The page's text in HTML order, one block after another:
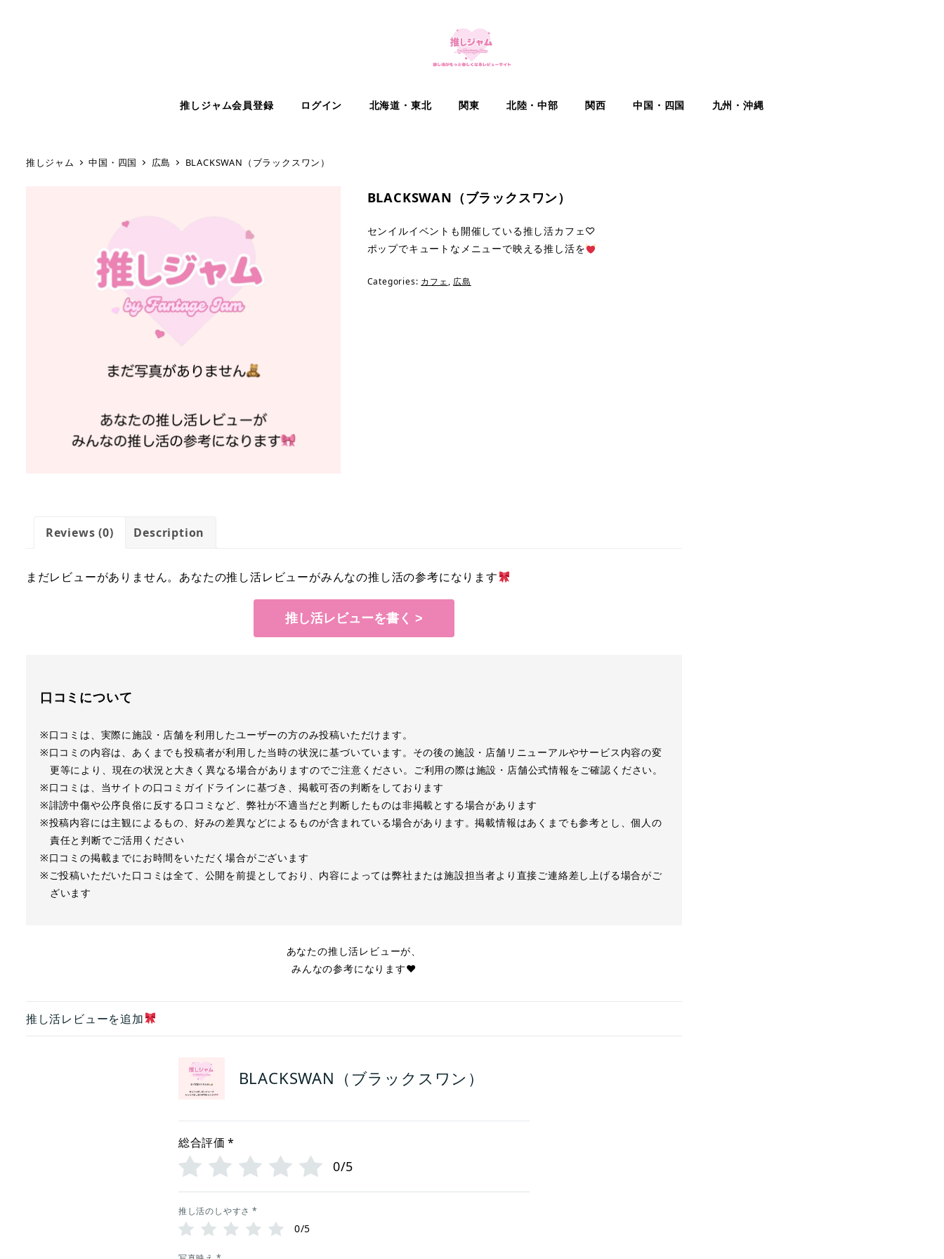
推しジャム会員登録 ログイン 北海道・東北 関東 北陸・中部 関西 中国・四国 九州・沖縄
推しジャム 中国・四国 広島 BLACKSWAN（ブラックスワン）
BLACKSWAN（ブラックスワン）
センイルイベントも開催している推し活カフェ♡
ポップでキュートなメニューで映える推し活を
Categories: カフェ, 広島
Reviews (0) Description
まだレビューがありません。あなたの推し活レビューがみんなの推し活の参考になります
推し活レビューを書く >
口コミについて
※口コミは、実際に施設・店舗を利用したユーザーの方のみ投稿いただけます。
※口コミの内容は、あくまでも投稿者が利用した当時の状況に基づいています。その後の施設・店舗リニューアルやサービス内容の変
更等により、現在の状況と大きく異なる場合がありますのでご注意ください。ご利用の際は施設・店舗公式情報をご確認ください。
※口コミは、当サイトの口コミガイドラインに基づき、掲載可否の判断をしております
※誹謗中傷や公序良俗に反する口コミなど、弊社が不適当だと判断したものは非掲載とする場合があります
※投稿内容には主観によるもの、好みの差異などによるものが含まれている場合があります。掲載情報はあくまでも参考とし、個人の
責任と判断でご活用ください
※口コミの掲載までにお時間をいただく場合がございます
※ご投稿いただいた口コミは全て、公開を前提としており、内容によっては弊社または施設担当者より直接ご連絡差し上げる場合がご
ざいます
あなたの推し活レビューが、
みんなの参考になります❤︎
推し活レビューを追加
BLACKSWAN（ブラックスワン）
総合評価 *
0/5
推し活のしやすさ *
0/5